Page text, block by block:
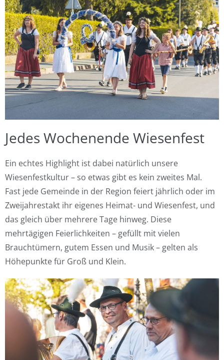
Jedes Wochenende Wiesenfest
Ein echtes Highlight ist dabei natürlich unsere
Wiesenfestkultur – so etwas gibt es kein zweites Mal.
Fast jede Gemeinde in der Region feiert jährlich oder im
Zweijahrestakt ihr eigenes Heimat- und Wiesenfest, und
das gleich über mehrere Tage hinweg. Diese
mehrtägigen Feierlichkeiten – gefüllt mit vielen
Brauchtümern, gutem Essen und Musik – gelten als
Höhepunkte für Groß und Klein.